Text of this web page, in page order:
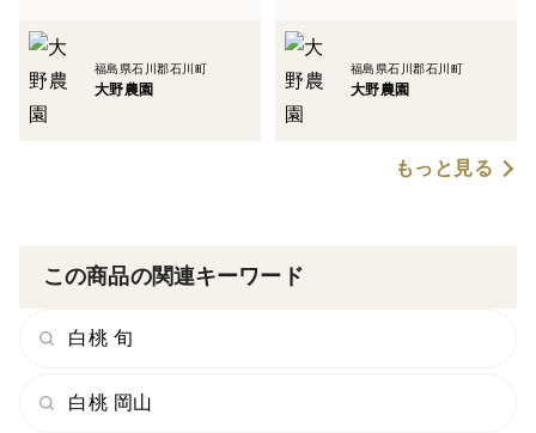
福島県石川郡石川町
大野農園
福島県石川郡石川町
大野農園
もっと見る
この商品の関連キーワード
白桃 旬
白桃 岡山